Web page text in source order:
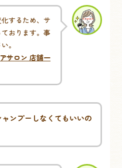
するため、サ
おります。事
。
サロン 店舗一
ンプーしなくてもいいの